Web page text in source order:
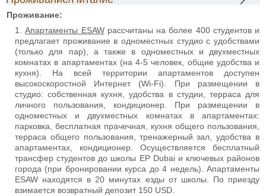
Проживание:
Апартаменты ESAWрассчитаны на более 400 студентов и
предлагает проживание в одноместных студио с удобствами
(только для пар), а также в одноместных и двухместных
комнатах в апартаментах (на 4-5 человек, общие удобства и
кухня). На всей территории апартаментов доступен
высокоскоростной Интернет (Wi-Fi). При размещении в
студио: собственная кухня, удобства в студии, терраса для
личного пользования, кондиционер. При размещении в
одноместных и двухместных комнатах в апартаментах:
парковка, бесплатная прачечная, кухня общего пользования,
терраса общего пользования, тренажерный зал, удобства в
апартаментах, кондиционер. Осуществляется бесплатный
трансфер студентов до школы EP Dubai и ключевых районов
города (при бронировании курса до 4 недель). Апартаменты
ESAW находятся в 20 минутах езды от школы. По приезду
взимается возвратный депозит 150 USD.